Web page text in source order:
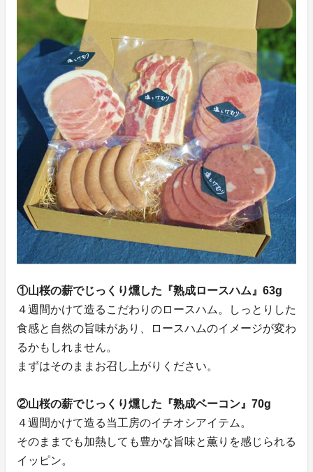
①山桜の薪でじっくり燻した『熟成ロースハム』63g
４週間かけて造るこだわりのロースハム。しっとりした
食感と自然の旨味があり、ロースハムのイメージが変わ
るかもしれません。
まずはそのままお召し上がりください。
②山桜の薪でじっくり燻した『熟成ベーコン』70g
４週間かけて造る当工房のイチオシアイテム。
そのままでも加熱しても豊かな旨味と薫りを感じられる
イッピン。